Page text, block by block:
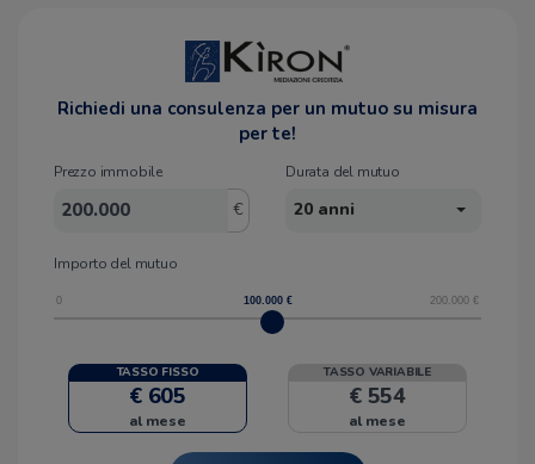
Richiedi una consulenza per un mutuo su misura
per te!
Prezzo immobile
€
Durata del mutuo
20 anni
Importo del mutuo
0 200.000 €
100.000€
TASSO FISSO
€ 605
al mese
TASSO VARIABILE
€ 554
al mese